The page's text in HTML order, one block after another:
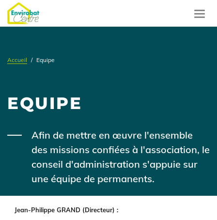
Aller
au
contenu
Accueil Equipe
EQUIPE
Contenu
Afin de mettre en œuvre l'ensemble
des missions confiées à l'association, le
conseil d'administration s'appuie sur
une équipe de permanents.
Contenu
Jean-Philippe GRAND (Directeur) :